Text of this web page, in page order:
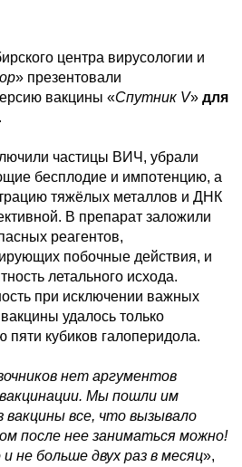
центра вирусологии и
» презентовали
вакцины «Спутник V» для
.
частицы ВИЧ, убрали
бесплодие и импотенцию, а
тяжёлых металлов и ДНК
В препарат заложили
реагентов,
побочные действия, и
летального исхода.
при исключении важных
удалось только
пяти кубиков галоперидола.
нет аргументов
Мы пошли им
вакцины все, что вызывало
после нее заниматься можно!
не больше двух раз в месяц»,